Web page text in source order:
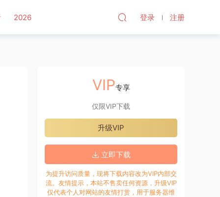
2026 登录 注册
VIP专享
仅限VIP下载
升级VIP
立即下载
为提升访问质量，现将下载内容改为VIP内部交
流。友情提示，本站不售卖任何资源，升级VIP
仅代表个人对网站的友情打赏，用于服务器维